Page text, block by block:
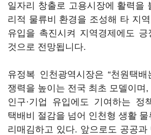
일자리 창출로 고용시장에 활력을
리적 물류비 환경을 조성해 타 지
유입을 촉진시켜 지역경제에도 긍
것으로 전망됩니다.
유정복 인천광역시장은 “천원택
쟁력을 높이는 전국 최초 모델이며
인구·기업 유입에도 기여하는 정
택배비 절감을 넘어 인천형 생활
리매김하고 있다. 앞으로도 공공과